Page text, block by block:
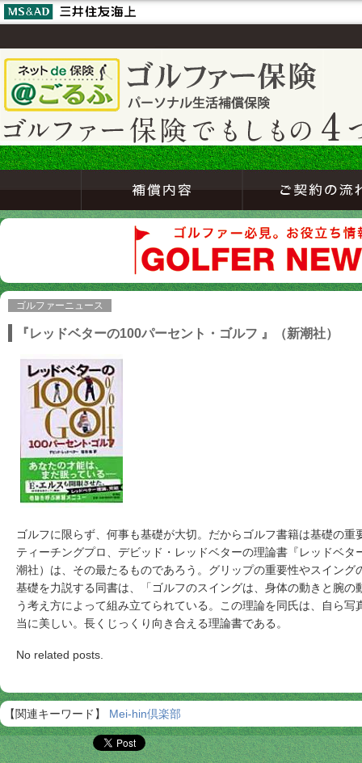
ゴルファーニュース
『レッドベターの100パーセント・ゴルフ 』（新潮社）
ゴルフに限らず、何事も基礎が大切。だからゴルフ書籍は基礎の
ティーチングプロ、デビッド・レッドベターの理論書『レッドベ
潮社）は、その最たるものであろう。グリップの重要性やスイング
基礎を力説する同書は、「ゴルフのスイングは、身体の動きと腕の
う考え方によって組み立てられている。この理論を同氏は、自ら
当に美しい。長くじっくり向き合える理論書である。
No related posts.
【関連キーワード】 Mei-hin倶楽部